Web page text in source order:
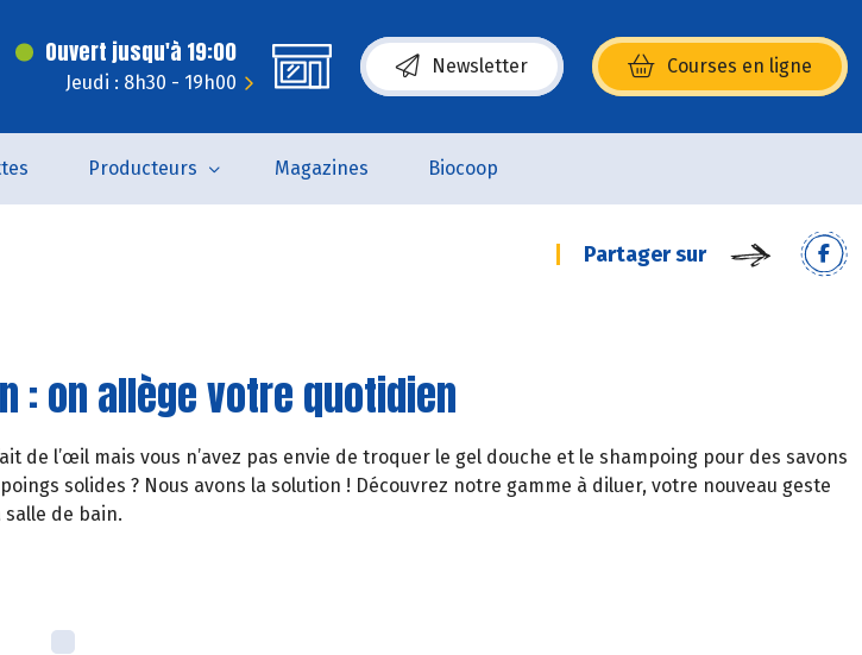
Ouvert jusqu'à 19:00
Jeudi : 8h30 - 19h00
Newsletter Courses en ligne
(s’ouvre dans une nouvelle fenêtre)
Producteurs Magazines Biocoop
Partager sur
: on allège votre quotidien
de l’œil mais vous n’avez pas envie de troquer le gel douche et le shampoing pour des savons
solides ? Nous avons la solution ! Découvrez notre gamme à diluer, votre nouveau geste
de bain.